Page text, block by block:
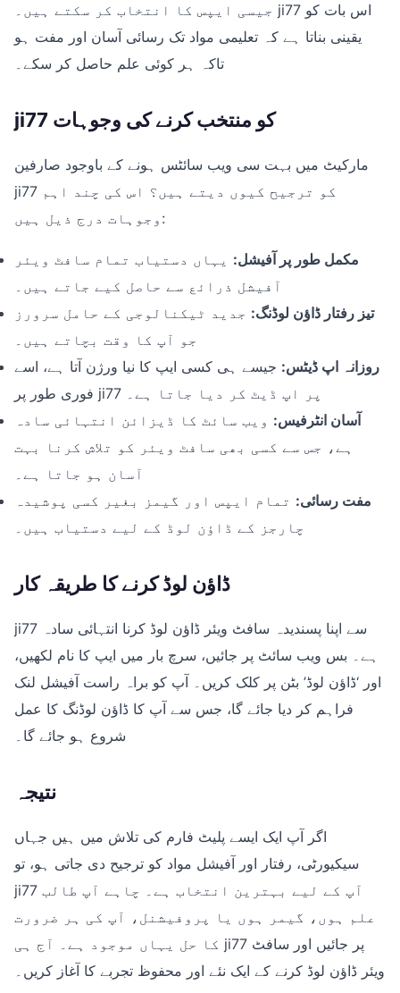
جیسی ایپس کا انتخاب کر سکتے ہیں۔ ji77 اس بات کو
یقینی بناتا ہے کہ تعلیمی مواد تک رسائی آسان اور مفت ہو
تاکہ ہر کوئی علم حاصل کر سکے۔
ji77 کو منتخب کرنے کی وجوہات
مارکیٹ میں بہت سی ویب سائٹس ہونے کے باوجود صارفین
ji77 کو ترجیح کیوں دیتے ہیں؟ اس کی چند اہم
وجوہات درج ذیل ہیں:
مکمل طور پر آفیشل: یہاں دستیاب تمام سافٹ ویئر
آفیشل ذرائع سے حاصل کیے جاتے ہیں۔
تیز رفتار ڈاؤن لوڈنگ: جدید ٹیکنالوجی کے حامل سرورز
جو آپ کا وقت بچاتے ہیں۔
روزانہ اپ ڈیٹس: جیسے ہی کسی ایپ کا نیا ورژن آتا ہے، اسے
فوری طور پر ji77 پر اپ ڈیٹ کر دیا جاتا ہے۔
آسان انٹرفیس: ویب سائٹ کا ڈیزائن انتہائی سادہ
ہے، جس سے کسی بھی سافٹ ویئر کو تلاش کرنا بہت
آسان ہو جاتا ہے۔
مفت رسائی: تمام ایپس اور گیمز بغیر کسی پوشیدہ
چارجز کے ڈاؤن لوڈ کے لیے دستیاب ہیں۔
ڈاؤن لوڈ کرنے کا طریقہ کار
ji77 سے اپنا پسندیدہ سافٹ ویئر ڈاؤن لوڈ کرنا انتہائی سادہ
ہے۔ بس ویب سائٹ پر جائیں، سرچ بار میں ایپ کا نام لکھیں،
اور ‘ڈاؤن لوڈ’ بٹن پر کلک کریں۔ آپ کو براہ راست آفیشل لنک
فراہم کر دیا جائے گا، جس سے آپ کا ڈاؤن لوڈنگ کا عمل
شروع ہو جائے گا۔
نتیجہ
اگر آپ ایک ایسے پلیٹ فارم کی تلاش میں ہیں جہاں
سیکیورٹی، رفتار اور آفیشل مواد کو ترجیح دی جاتی ہو، تو
ji77 آپ کے لیے بہترین انتخاب ہے۔ چاہے آپ طالب
علم ہوں، گیمر ہوں یا پروفیشنل، آپ کی ہر ضرورت
کا حل یہاں موجود ہے۔ آج ہی ji77 پر جائیں اور سافٹ
ویئر ڈاؤن لوڈ کرنے کے ایک نئے اور محفوظ تجربے کا آغاز کریں۔